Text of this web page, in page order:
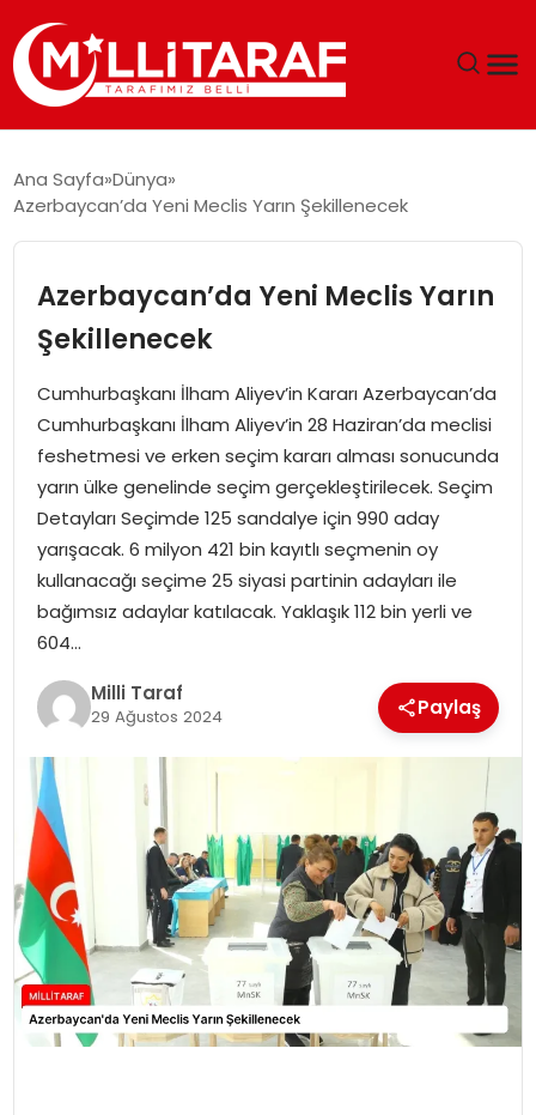
ÖZEL SAYFALAR
TEKNOLOJI
EKONOMI
SPOR
SIYASET
MAGAZIN
Ana Sayfa Dünya
Azerbaycan’da Yeni Meclis Yarın Şekillenecek
Azerbaycan’da Yeni Meclis Yarın
Şekillenecek
Cumhurbaşkanı İlham Aliyev’in Kararı Azerbaycan’da
Cumhurbaşkanı İlham Aliyev’in 28 Haziran’da meclisi
feshetmesi ve erken seçim kararı alması sonucunda
yarın ülke genelinde seçim gerçekleştirilecek. Seçim
Detayları Seçimde 125 sandalye için 990 aday
yarışacak. 6 milyon 421 bin kayıtlı seçmenin oy
kullanacağı seçime 25 siyasi partinin adayları ile
bağımsız adaylar katılacak. Yaklaşık 112 bin yerli ve
604…
Milli Taraf
29 Ağustos 2024 Paylaş